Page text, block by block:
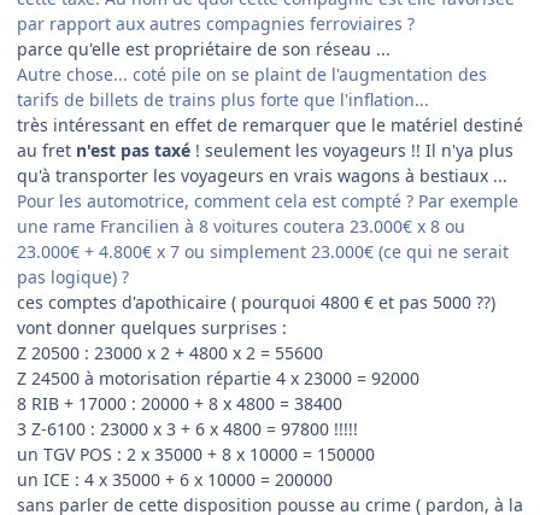
par rapport aux autres compagnies ferroviaires ?
parce qu'elle est propriétaire de son réseau ...
Autre chose... coté pile on se plaint de l'augmentation des
tarifs de billets de trains plus forte que l'inflation...
très intéressant en effet de remarquer que le matériel destiné
au fret n'est pas taxé ! seulement les voyageurs !! Il n'ya plus
qu'à transporter les voyageurs en vrais wagons à bestiaux ...
Pour les automotrice, comment cela est compté ? Par exemple
une rame Francilien à 8 voitures coutera 23.000€ x 8 ou
23.000€ + 4.800€ x 7 ou simplement 23.000€ (ce qui ne serait
pas logique) ?
ces comptes d'apothicaire ( pourquoi 4800 € et pas 5000 ??)
vont donner quelques surprises :
Z 20500 : 23000 x 2 + 4800 x 2 = 55600
Z 24500 à motorisation répartie 4 x 23000 = 92000
8 RIB + 17000 : 20000 + 8 x 4800 = 38400
3 Z-6100 : 23000 x 3 + 6 x 4800 = 97800 !!!!!
un TGV POS : 2 x 35000 + 8 x 10000 = 150000
un ICE : 4 x 35000 + 6 x 10000 = 200000
sans parler de cette disposition pousse au crime ( pardon, à la